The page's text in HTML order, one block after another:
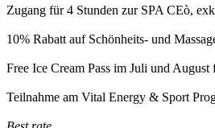
Zugang für 4 Stunden zur SPA CEò,
10% Rabatt auf Schönheits- und
Free Ice Cream Pass im Juli und
Teilnahme am Vital Energy & Sport